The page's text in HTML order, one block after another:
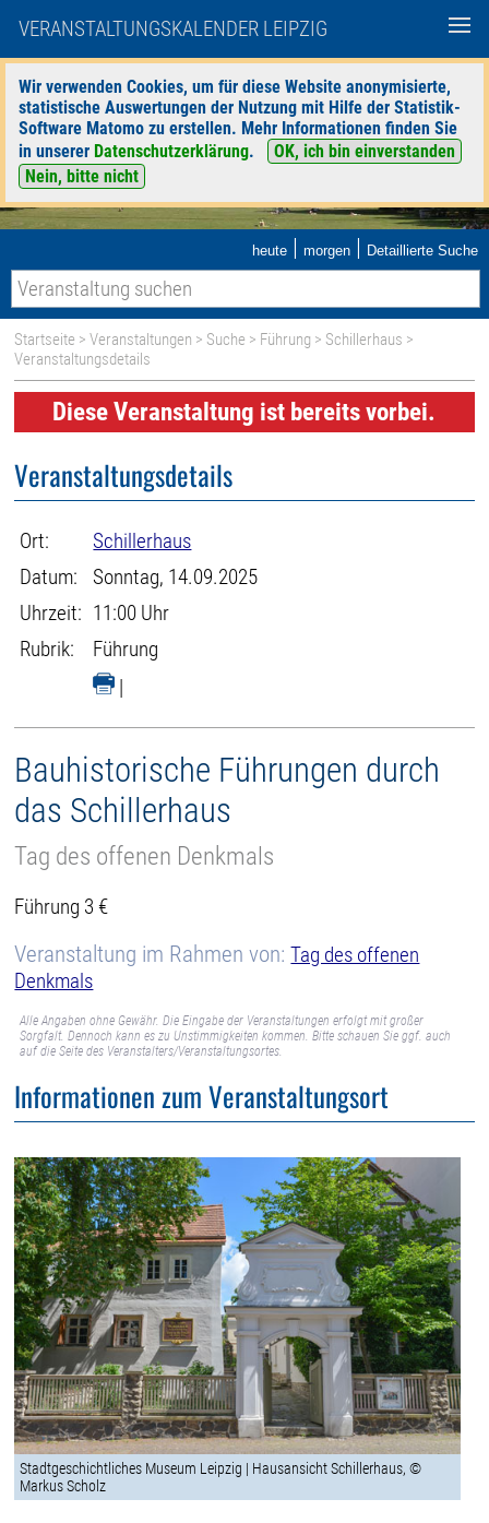
VERANSTALTUNGSKALENDER LEIPZIG
Wir verwenden Cookies, um für diese Website anonymisierte,
statistische Auswertungen der Nutzung mit Hilfe der Statistik-
Software Matomo zu erstellen. Mehr Informationen finden Sie
in unserer Datenschutzerklärung.
OK, ich bin einverstanden
Nein, bitte nicht
heute | morgen | Detaillierte Suche
Startseite >Veranstaltungen > Suche > Führung > Schillerhaus >
Veranstaltungsdetails
Diese Veranstaltung ist bereits vorbei.
Veranstaltungsdetails
Ort:
Schillerhaus
Datum:
Sonntag, 14.09.2025
Uhrzeit: 11:00 Uhr
Rubrik:
Führung
|
Bauhistorische Führungen durch
das Schillerhaus
Tag des offenen Denkmals
Führung 3 €
Veranstaltung im Rahmen von:Tag des offenen
Denkmals
Alle Angaben ohne Gewähr. Die Eingabe der Veranstaltungen erfolgt mit großer
Sorgfalt. Dennoch kann es zu Unstimmigkeiten kommen. Bitte schauen Sie ggf. auch
auf die Seite des Veranstalters/Veranstaltungsortes.
Informationen zum Veranstaltungsort
Stadtgeschichtliches Museum Leipzig | Hausansicht Schillerhaus, ©
Markus Scholz